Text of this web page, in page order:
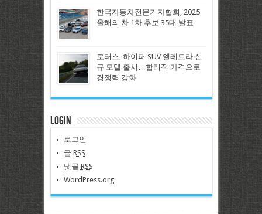
한국자동차전문기자협회, 2025
올해의 차 1차 후보 35대 발표
로터스, 하이퍼 SUV 엘레트라 신
규 모델 출시…합리적 가격으로
경쟁력 강화
Login
로그인
글 RSS
댓글 RSS
WordPress.org